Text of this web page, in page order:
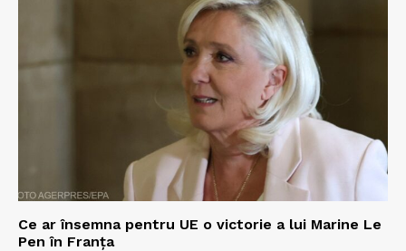
Ce ar însemna pentru UE o victorie a lui Marine Le
Pen în Franța